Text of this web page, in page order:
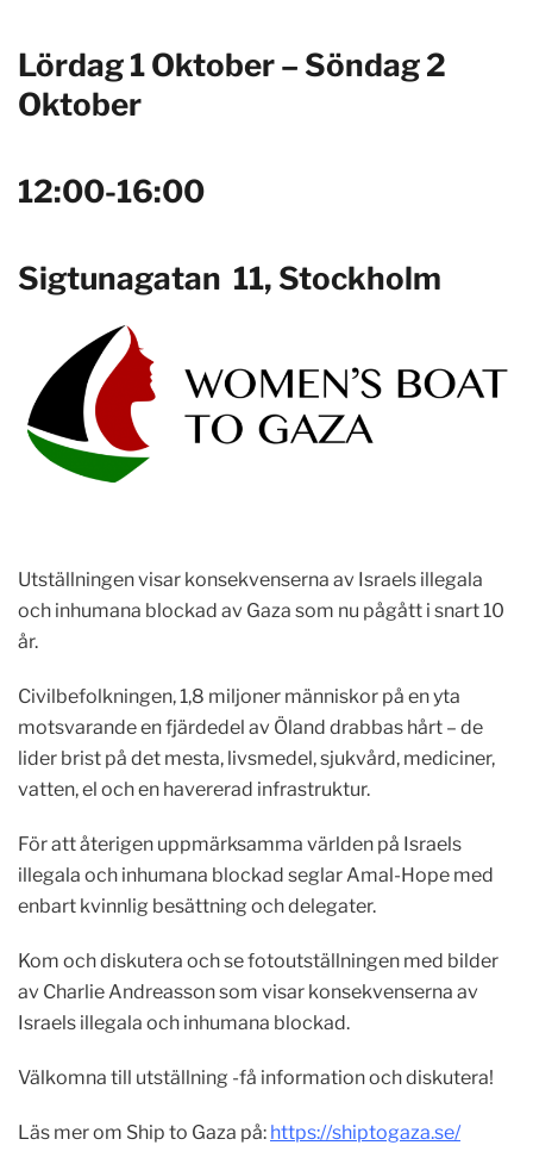
Lördag 1 Oktober – Söndag 2
Oktober
12:00-16:00
Sigtunagatan 11, Stockholm
Utställningen visar konsekvenserna av Israels illegala
och inhumana blockad av Gaza som nu pågått i snart 10
år.
Civilbefolkningen, 1,8 miljoner människor på en yta
motsvarande en fjärdedel av Öland drabbas hårt – de
lider brist på det mesta, livsmedel, sjukvård, mediciner,
vatten, el och en havererad infrastruktur.
För att återigen uppmärksamma världen på Israels
illegala och inhumana blockad seglar Amal-Hope med
enbart kvinnlig besättning och delegater.
Kom och diskutera och se fotoutställningen med bilder
av Charlie Andreasson som visar konsekvenserna av
Israels illegala och inhumana blockad.
Välkomna till utställning -få information och diskutera!
Läs mer om Ship to Gaza på: https://shiptogaza.se/